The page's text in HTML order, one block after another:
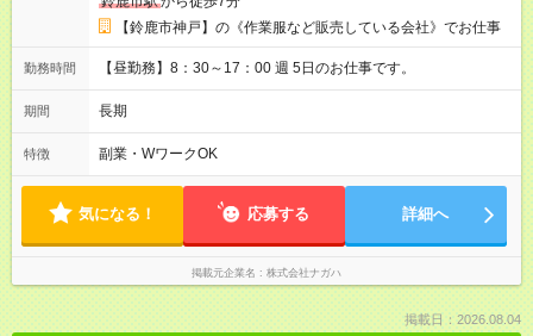
【鈴鹿市神戸】の《作業服など販売している会社》でお仕事
勤務時間 【昼勤務】8：30～17：00 週 5日のお仕事です。
期間 長期
特徴 副業・WワークOK
気になる！ 応募する 詳細へ
掲載元企業名 株式会社ナガハ
掲載日：2026.08.04